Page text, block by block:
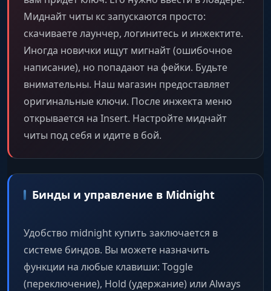
Bind List
Список активных горячих клавиш на экране.
Spectator List
Список игроков, наблюдающих за вами.
Таймер бомбы, урон и точка закладки.
Hit Marker
Removals
Удаление визуальных эффектов (флешки,
дым, отдача визуально).
Миднайт читы кс запускаются просто:
скачиваете лаунчер, логинитесь и инжектите.
Иногда новички ищут мигнайт (ошибочное
написание), но попадают на фейки. Будьте
внимательны. Наш магазин предоставляет
оригинальные ключи. После инжекта меню
открывается на Insert. Настройте миднайт
читы под себя и идите в бой.
Бинды и управление в Midnight
Удобство midnight купить заключается в
системе биндов. Вы можете назначить
функции на любые клавиши: Toggle
(переключение), Hold (удержание) или Always